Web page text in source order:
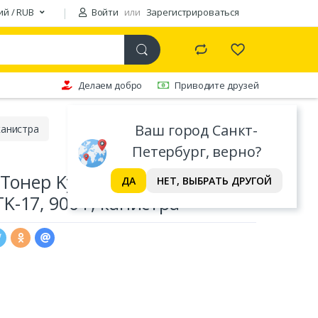
/ RUB Войти или Зарегистрироваться
Ваш город Санкт-
Петербург, верно?
ДА НЕТ, ВЫБРАТЬ ДРУГОЙ
Делаем добро Приводите друзей
Kyocera
17, 900 г, канистра